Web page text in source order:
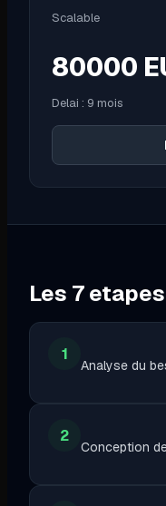
Scalable
80000
Delai : 9 mois
Les 7etapes
1
Analyse du
2
Conception